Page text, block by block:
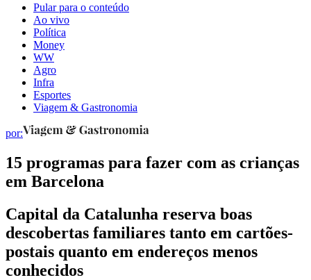
Pular para o conteúdo
Ao vivo
Política
Money
WW
Agro
Infra
Esportes
Viagem & Gastronomia
por:
15 programas para fazer com as crianças
em Barcelona
Capital da Catalunha reserva boas
descobertas familiares tanto em cartões-
postais quanto em endereços menos
conhecidos